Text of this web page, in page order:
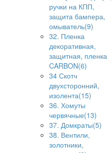
ручки на КПП,
защита бампера,
омыватель(9)
32. Пленка
декоративная,
защитная, пленка
CARBON(6)
34 Скотч
двухсторонний,
изолента(15)
36. Хомуты
червячные(13)
37. Домкраты(5)
38. Вентили,
золотники,